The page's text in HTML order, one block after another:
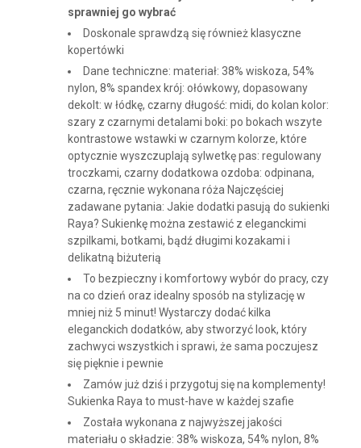
sprawniej go wybrać
Doskonale sprawdzą się również klasyczne
kopertówki
Dane techniczne: materiał: 38% wiskoza, 54%
nylon, 8% spandex krój: ołówkowy, dopasowany
dekolt: w łódkę, czarny długość: midi, do kolan kolor:
szary z czarnymi detalami boki: po bokach wszyte
kontrastowe wstawki w czarnym kolorze, które
optycznie wyszczuplają sylwetkę pas: regulowany
troczkami, czarny dodatkowa ozdoba: odpinana,
czarna, ręcznie wykonana róża Najczęściej
zadawane pytania: Jakie dodatki pasują do sukienki
Raya? Sukienkę można zestawić z eleganckimi
szpilkami, botkami, bądź długimi kozakami i
delikatną biżuterią
To bezpieczny i komfortowy wybór do pracy, czy
na co dzień oraz idealny sposób na stylizację w
mniej niż 5 minut! Wystarczy dodać kilka
eleganckich dodatków, aby stworzyć look, który
zachwyci wszystkich i sprawi, że sama poczujesz
się pięknie i pewnie
Zamów już dziś i przygotuj się na komplementy!
Sukienka Raya to must-have w każdej szafie
Została wykonana z najwyższej jakości
materiału o składzie: 38% wiskoza, 54% nylon, 8%